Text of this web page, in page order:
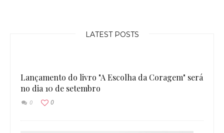
LATEST POSTS
Lançamento do livro "A Escolha da Coragem" será
no dia 10 de setembro
0 0